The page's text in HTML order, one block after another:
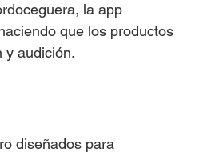
la app
que los productos
y audición.
diseñados para